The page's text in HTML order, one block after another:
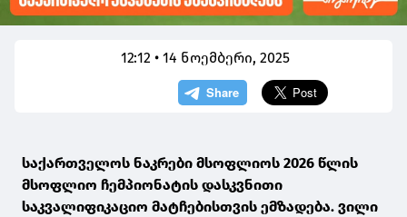
12:12 • 14 ნოემბერი, 2025
საქართველოს ნაკრები მსოფლიოს 2026 წლის
მსოფლიო ჩემპიონატის დასკვნითი
საკვალიფიკაციო მატჩებისთვის ემზადება. ვილი